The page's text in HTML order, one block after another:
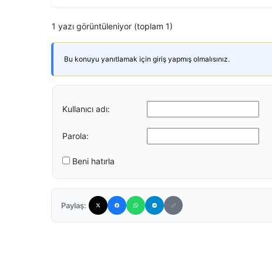
1 yazı görüntüleniyor (toplam 1)
Bu konuyu yanıtlamak için giriş yapmış olmalısınız.
Kullanıcı adı:
Parola:
Beni hatırla
Paylaş: